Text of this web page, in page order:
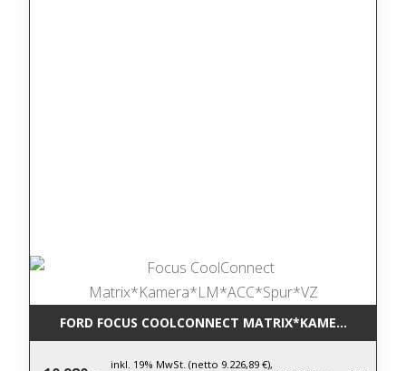
FORD FOCUS COOLCONNECT
inkl. 19% MwSt. (netto 9.226,89 €),